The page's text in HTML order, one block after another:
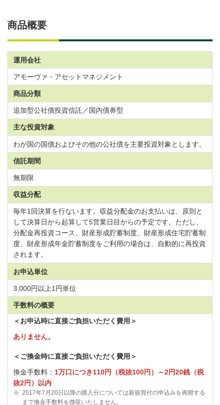
商品概要
運用会社
アモーヴァ・アセットマネジメント
商品分類
追加型公社債投資信託／国内債券型
主な投資対象
わが国の国債およびその他の公社債を主要投資対象とします。
信託期間
無期限
収益分配
毎年1回決算を行ないます。収益分配金のお支払いは、原則と
して決算日から起算して5営業日目からの予定です。ただし、
分配金再投資コース、財産形成貯蓄制度、財産形成住宅貯蓄制
度、財産形成年金貯蓄制度をご利用の場合は、自動的に再投資
されます。
お申込単位
3,000円以上1円単位
手数料の概要
＜お申込時に直接ご負担いただく費用＞
ありません。
＜ご換金時に直接ご負担いただく費用＞
換金手数料： 1万口につき110円（税抜100円）～2円20銭（税
抜2円）以内
※ 2017年7月20日以降の購入分については新規買付の申込みを再開する
まで換金手数料を徴収いたしません。